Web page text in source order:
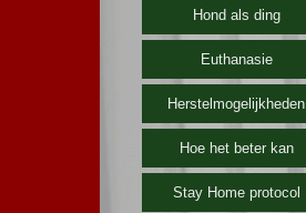
Hond als ding
Euthanasie
Herstelmogelijkheden
Hoe het beter kan
Stay Home protocol